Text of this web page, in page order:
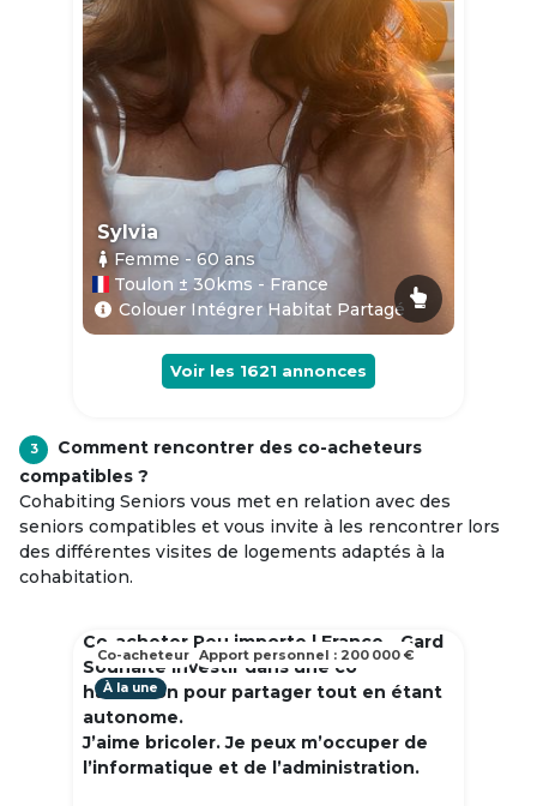
Sylvia
Femme - 60ans
Toulon ± 30kms - France
Colouer Intégrer Habitat Partagé
Voir les 1621 annonces
3
Comment rencontrer des co-acheteurs
compatibles ?
Cohabiting Seniors vous met en relation avec des
seniors compatibles et vous invite à les rencontrer lors
des différentes visites de logements adaptés à la
cohabitation.
Co-acheter Peu importe | France - Gard
Souhaite investir dans une co
habitation pour partager tout en étant
autonome.
J’aime bricoler. Je peux m’occuper de
l’informatique et de l’administration.
À la une
Co-acheteur Apport personnel : 200 000 €